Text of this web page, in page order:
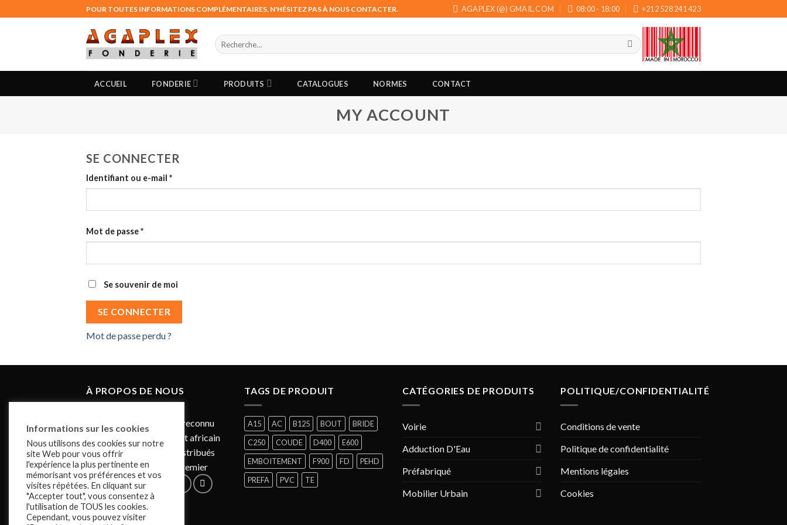
to
POUR TOUTES INFORMATIONS COMPLÉMENTAIRES, N'HÉSITEZ PAS À NOUS CONTACTER. AGAPLEX (@) GMAIL.COM 08:00 - 18:00 +212 528 241 423
Recherche
pour :
ACCUEIL FONDERIE PRODUITS CATALOGUES NORMES CONTACT
MY ACCOUNT
SE CONNECTER
Identifiant ou e-mail *
Mot de passe*
Se souvenir de moi
SE CONNECTER
Mot de passe perdu ?
À PROPOS DE NOUS
AGAPLEX est un acteur reconnu
sur le marché marocain et africain
dont les produits sont distribués
par des partenaires de premier
rang sur le marché....
TAGS DE PRODUIT
A15 AC B125 BOUT
BRIDE
C250
COUDE D400
E600
EMBOITEMENT
F900 FD
PEHD
PREFA
PVC TE
CATÉGORIES DE PRODUITS
Voirie
Adduction D'Eau
Préfabriqué
Mobilier Urbain
POLITIQUE/CONFIDENTIALITÉ
Conditions de vente
Politique de confidentialité
Mentions légales
Cookies
Informations sur les cookies
Nous utilisons des cookies sur notre
site Web pour vous offrir
l'expérience la plus pertinente en
mémorisant vos préférences et vos
visites répétées. En cliquant sur
"Accepter tout", vous consentez à
l'utilisation de TOUS les cookies.
Cependant, vous pouvez visiter